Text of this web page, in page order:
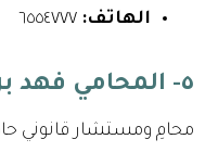
الهاتف: ٦٥٥٤٧٧٧
٥- المحامي فهد بن محمد بارباع
محامِ ومستشار قانوني